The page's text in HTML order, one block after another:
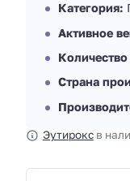
Категория:
Активное
Страна
Эутироксв